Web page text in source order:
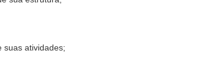
suas atividades;